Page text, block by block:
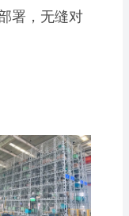
署，无缝对